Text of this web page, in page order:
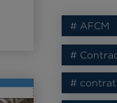
# AFCM
#
# contrat